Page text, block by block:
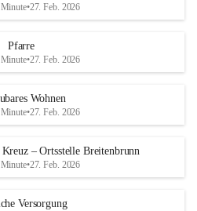
•27. Feb. 2026
Pfarre
•27. Feb. 2026
Wohnen
•27. Feb. 2026
Kreuz – Ortsstelle Breitenbrunn
•27. Feb. 2026
Versorgung